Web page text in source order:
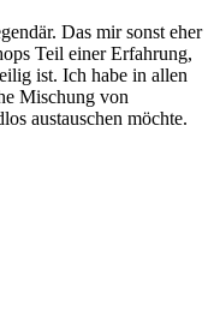
Das mir sonst eher
Teil einer Erfahrung,
ist. Ich habe in allen
Mischung von
austauschen möchte.